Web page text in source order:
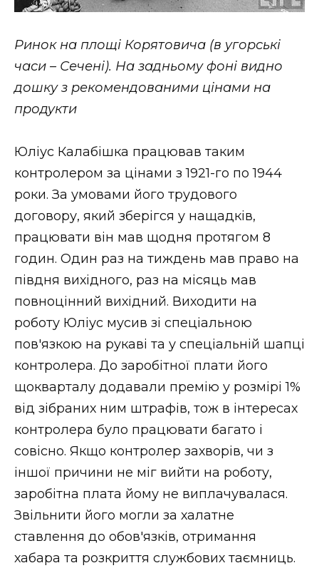
Ринок на площі Корятовича (в угорські
часи – Сечені). На задньому фоні видно
дошку з рекомендованими цінами на
продукти
Юліус Калабішка працював таким
контролером за цінами з 1921-го по 1944
роки. За умовами його трудового
договору, який зберігся у нащадків,
працювати він мав щодня протягом 8
годин. Один раз на тиждень мав право на
півдня вихідного, раз на місяць мав
повноцінний вихідний. Виходити на
роботу Юліус мусив зі спеціальною
пов'язкою на рукаві та у спеціальній шапці
контролера. До заробітної плати його
щокварталу додавали премію у розмірі 1%
від зібраних ним штрафів, тож в інтересах
контролера було працювати багато і
совісно. Якщо контролер захворів, чи з
іншої причини не міг вийти на роботу,
заробітна плата йому не виплачувалася.
Звільнити його могли за халатне
ставлення до обов'язків, отримання
хабара та розкриття службових таємниць.